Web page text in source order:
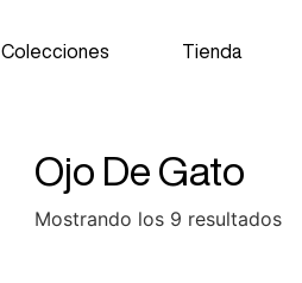
Colecciones Tienda
Ojo De Gato
Mostrando los 9 resultados